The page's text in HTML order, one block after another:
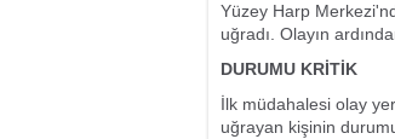
Yüzey Harp
uğradı. Olayın
DURUMU KRİTİK
İlk müdahalesi olay
uğrayan kişinin